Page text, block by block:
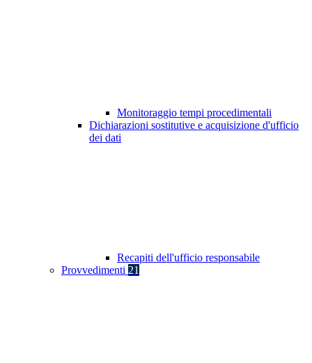
Monitoraggio tempi procedimentali
Dichiarazioni sostitutive e acquisizione d'ufficio
dei dati
Recapiti dell'ufficio responsabile
Provvedimenti 21